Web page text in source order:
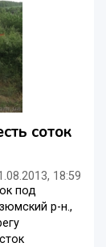
соток
18:59
под
р-н.,